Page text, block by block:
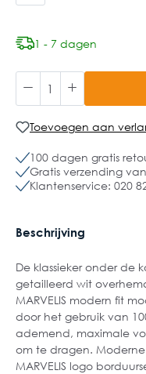
1 - 7 dagen
Toevoegen aan
100 dagen gratis
Gratis verzending
Klantenservice: 020
Beschrijving
De klassieker onder de
getailleerd wit
MARVELIS modern fit
door het gebruik van
ademend, maximale
om te dragen.
MARVELIS logo